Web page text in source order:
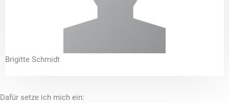
Brigitte Schmidt
Dafür setze ich mich ein: